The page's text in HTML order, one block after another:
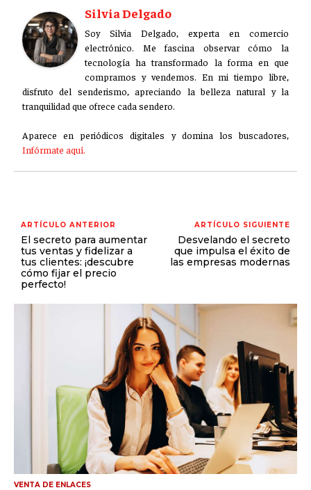
Silvia Delgado
Soy Silvia Delgado, experta en comercio
electrónico. Me fascina observar cómo la
tecnología ha transformado la forma en que
compramos y vendemos. En mi tiempo libre,
disfruto del senderismo, apreciando la belleza natural y la
tranquilidad que ofrece cada sendero.
Aparece en periódicos digitales y domina los buscadores,
Infórmate aquí.
ARTÍCULO ANTERIOR
El secreto para aumentar
tus ventas y fidelizar a
tus clientes: ¡descubre
cómo fijar el precio
perfecto!
ARTÍCULO SIGUIENTE
Desvelando el secreto
que impulsa el éxito de
las empresas modernas
VENTA DE ENLACES